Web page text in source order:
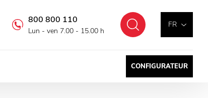
FR
Chercher
800 800 110
Lun - ven 7.00 - 15.00 h
CONFIGURATEUR